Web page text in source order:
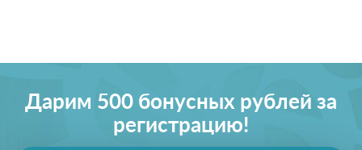
Дарим 500 бонусных рублей за
регистрацию!